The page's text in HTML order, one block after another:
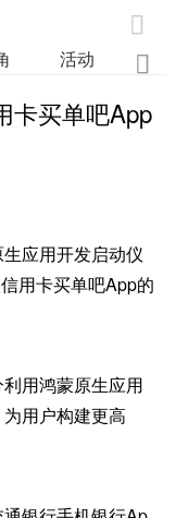

活动 业

卡买单吧App
应用开发启动仪
用卡买单吧App的
用鸿蒙原生应用
用户构建更高